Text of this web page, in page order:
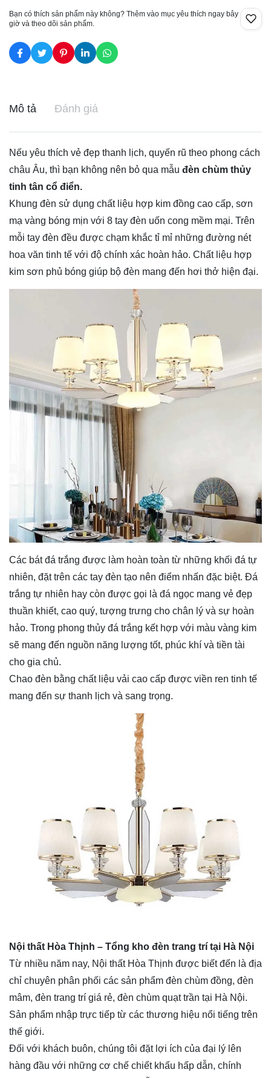
Bạn có thích sản phẩm này không? Thêm vào mục yêu thích ngay bây
giờ và theo dõi sản phẩm.
Mô tả Đánh giá
Nếu yêu thích vẻ đẹp thanh lịch, quyến rũ theo phong cách
châu Âu, thì bạn không nên bỏ qua mẫu đèn chùm thủy
tinh tân cổ điển.
Khung đèn sử dụng chất liệu hợp kim đồng cao cấp, sơn
mạ vàng bóng mịn với 8 tay đèn uốn cong mềm mại. Trên
mỗi tay đèn đều được chạm khắc tỉ mỉ những đường nét
hoa văn tinh tế với độ chính xác hoàn hảo. Chất liệu hợp
kim sơn phủ bóng giúp bộ đèn mang đến hơi thở hiện đại.
Các bát đá trắng được làm hoàn toàn từ những khối đá tự
nhiên, đặt trên các tay đèn tạo nên điểm nhấn đặc biệt. Đá
trắng tự nhiên hay còn được gọi là đá ngọc mang vẻ đẹp
thuần khiết, cao quý, tượng trưng cho chân lý và sự hoàn
hảo. Trong phong thủy đá trắng kết hợp với màu vàng kim
sẽ mang đến nguồn năng lượng tốt, phúc khí và tiền tài
cho gia chủ.
Chao đèn bằng chất liệu vải cao cấp được viền ren tinh tế
mang đến sự thanh lịch và sang trọng.
Nội thất Hòa Thịnh – Tổng kho đèn trang trí tại Hà Nội
Từ nhiều năm nay, Nội thất Hòa Thịnh được biết đến là địa
chỉ chuyên phân phối các sản phẩm đèn chùm đồng, đèn
mâm, đèn trang trí giá rẻ, đèn chùm quạt trần tại Hà Nội.
Sản phẩm nhập trực tiếp từ các thương hiệu nổi tiếng trên
thế giới.
Đối với khách buôn, chúng tôi đặt lợi ích của đại lý lên
hàng đầu với những cơ chế chiết khấu hấp dẫn, chính